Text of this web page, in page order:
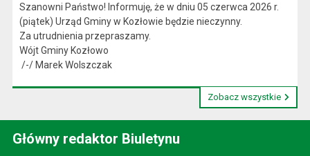
Szanowni Państwo! Informuję, że w dniu 05 czerwca 2026 r.
(piątek) Urząd Gminy w Kozłowie będzie nieczynny.
Za utrudnienia przepraszamy.
Wójt Gminy Kozłowo
/-/ Marek Wolszczak
Zobacz wszystkie
Główny redaktor Biuletynu